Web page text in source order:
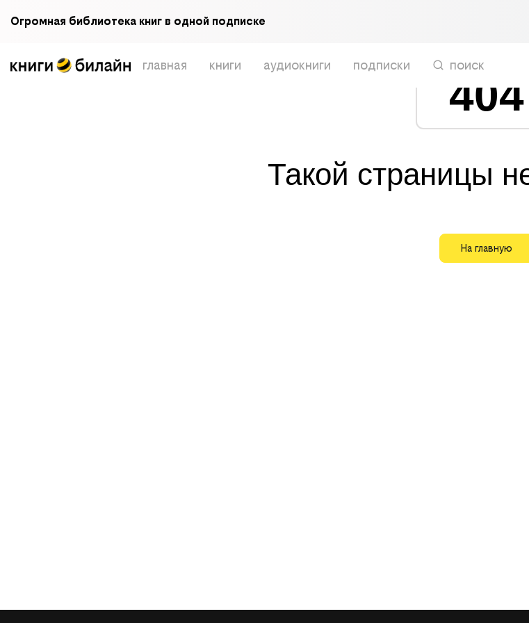
Огромная библиотека книг в одной подписке
главная книги аудиокниги подписки поиск
404
Такой страницы
На главную